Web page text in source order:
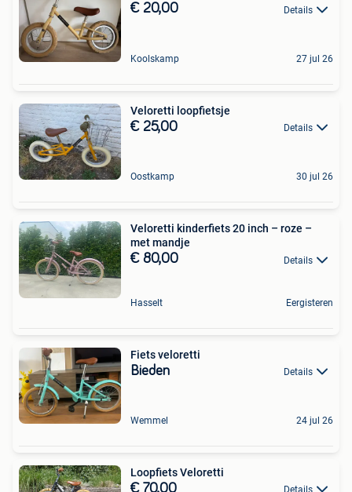
€ 20,00 Details
Koolskamp 27 jul 26
Veloretti loopfietsje
€ 25,00 Details
Oostkamp 30 jul 26
Veloretti kinderfiets 20 inch – roze –
met mandje
€ 80,00 Details
Hasselt Eergisteren
Fiets veloretti
Bieden Details
Wemmel 24 jul 26
Loopfiets Veloretti
€ 70,00 Details